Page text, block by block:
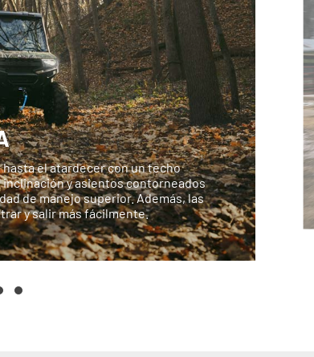
el atardecer con un techo
y asientos contorneados
de manejo superior. Además, las
y salir más fácilmente.